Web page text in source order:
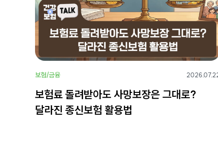
보험/금융
보험료 돌려받아도 사망보장은 그대로?
달라진 종신보험 활용법